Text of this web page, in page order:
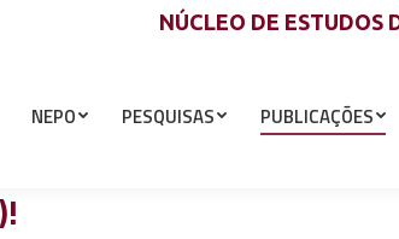
NÚCLEO DE
NEPO PESQUISAS PUBLICAÇÕES